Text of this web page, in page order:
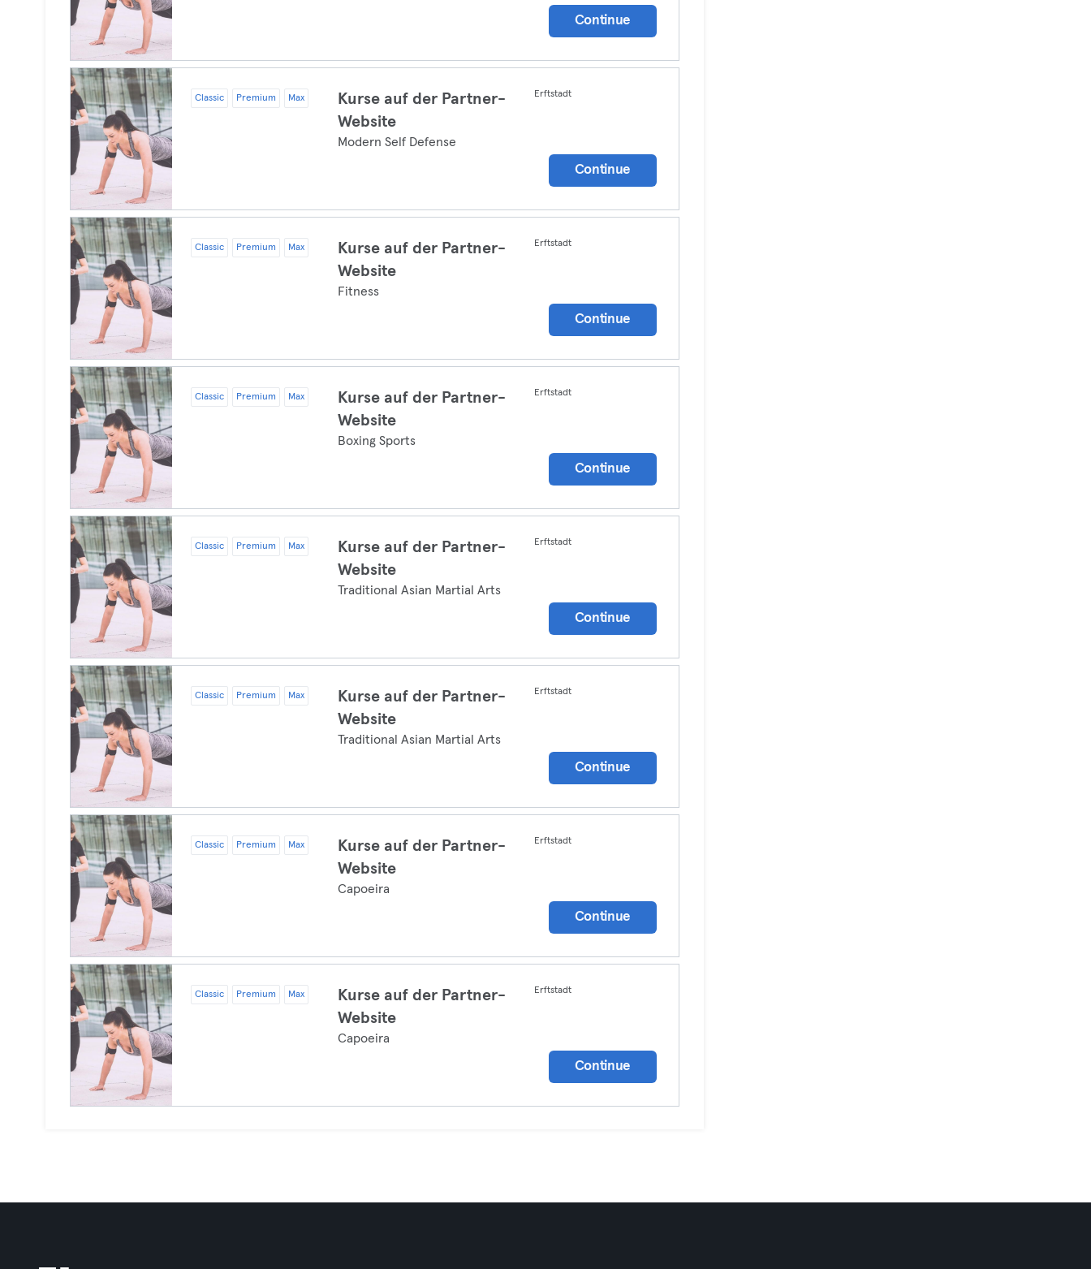
Continue
Classic Premium Max
Kurse auf der Partner-
Website
Modern Self Defense
Erftstadt
Continue
Classic Premium Max
Kurse auf der Partner-
Website
Fitness
Erftstadt
Continue
Classic Premium Max
Kurse auf der Partner-
Website
Boxing Sports
Erftstadt
Continue
Classic Premium Max
Kurse auf der Partner-
Website
Traditional Asian Martial Arts
Erftstadt
Continue
Classic Premium Max
Kurse auf der Partner-
Website
Traditional Asian Martial Arts
Erftstadt
Continue
Classic Premium Max
Kurse auf der Partner-
Website
Capoeira
Erftstadt
Continue
Classic Premium Max
Kurse auf der Partner-
Website
Capoeira
Erftstadt
Continue